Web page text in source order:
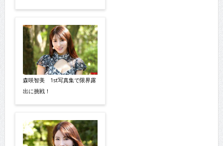
森咲智美 1st写真集で限界露
出に挑戦！